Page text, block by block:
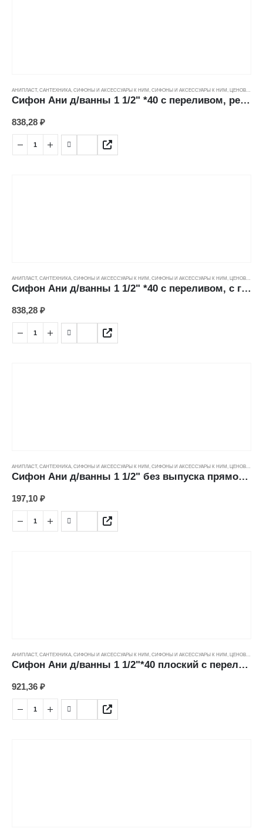
АНИПЛАСТ, САНТЕХНИКА СИФОНЫ И АКСЕССУАРЫ К НИМ СИФОНЫ И АКСЕССУАРЫ К НИМ ЦЕНОВЫЕ ГРУППЫ
Сифон Ани д/ванны 1 1/2" *40 с переливом, регулируемый, с гибкой трубкой (40*40/50мм) Е255
838,28 ₽
АНИПЛАСТ, САНТЕХНИКА СИФОНЫ И АКСЕССУАРЫ К НИМ СИФОНЫ И АКСЕССУАРЫ К НИМ ЦЕНОВЫЕ ГРУППЫ
Сифон Ани д/ванны 1 1/2" *40 с переливом, с гибкой трубой (40*40/50мм) Е155
838,28 ₽
АНИПЛАСТ, САНТЕХНИКА СИФОНЫ И АКСЕССУАРЫ К НИМ СИФОНЫ И АКСЕССУАРЫ К НИМ ЦЕНОВЫЕ ГРУППЫ
Сифон Ани д/ванны 1 1/2" без выпуска прямоточный Е100
197,10 ₽
АНИПЛАСТ, САНТЕХНИКА СИФОНЫ И АКСЕССУАРЫ К НИМ СИФОНЫ И АКСЕССУАРЫ К НИМ ЦЕНОВЫЕ ГРУППЫ
Сифон Ани д/ванны 1 1/2"*40 плоский с переливом, с гибкой трубой (40*50мм) Е055
921,36 ₽